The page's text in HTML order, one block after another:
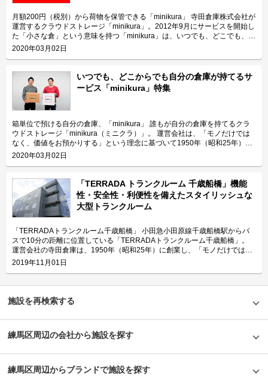
以外にも、芸能・音楽関連業者の夜間出し入れや大型機材の搬出入がしやす
い便利な店舗となります。 立地としても、港南、芝浦に隣接する旧海岸通
り沿いにあり、お台場、汐留、六本木、渋谷などからのアクセス、さらには
首都高速道路の五反田、芝浦、勝島、大井、大井南の各出入口なども付近に
ございますので車でのアクセスが大変便利です。他にも御殿山や高輪からも
アクセスできる立地です。公共交通機関では、東京モノレール・りんかい線
「天王洲アイル駅」、JR線「品川駅」から徒歩圏内となっています。 施設
内部は空調管理しておりますので、家財、事務所の什器備品の保管はもちろ
ん、温湿度に敏感な機材の保管にもご検討下さい。 主にどんな方がご利用
されているのでしょうか？ 「TERRADAトランクルーム品川」が位置する
東品川エリアは高層マンションが立ち並ぶほかオフィスも集まるエリアです
ので、ファミリー層のお客様、法人のお客様ともにご利用頂いております。
収納物としては、個人のお客様は季節用品や衣類のほか、法人のお客様では
オフィス移転などに伴い発生する備品の管理、大型機材類の保管などでご活
用いただいております。 セキュリティや安全面について教えてください。
「TERRADAトランクルーム品川」は入退館システム、監視カメラ、警備シ
ステムによりフロア内のセキュリティを強化しております。また、定期的に
スタッフによる清掃巡回を実施しておりフロア内の環境美化と、施設内外の
異常がないかを点検しておりますので安心してご利用頂けます。 費用や契
約について教えてください。 価格帯は月額8,800円から80,300円（税込）
で、広さは0.5畳から4.3畳までとなっております。初期費用は翌月分・翌々
月分の利用料のみで、保証金、鍵代、事務手数料に加え初月利用料無料で
す。見学予約や空き状況のお問合わせ、ご契約と決済はWEB上でスムーズ
か、店舗現地にて受け渡しも可能です。随時見学を承っておりますので、最
新の空室情報はLIFULLトランクルームから電話またはメールにてお気軽に
お問い合わせください。 編集後記 「TERRADAトランクルーム品川」は、
「TERRADAトランクルーム」ブランドの魅力である「機能性」や「安全
性」、「利便性」を強く感じる施設であった。この施設は、旧海岸通りや国
ックの駐車にも便利な駐車場も併設している。そのため湾岸エリアや千葉な
感じた。それだけでなく、充実した空調設備で温湿度の管理を行っているた
め、精巧な機材であっても安心して収納できるのも魅力だろう。 また
「TERRADAトランクルーム品川」周辺の東品川エリアは近年の再開発によ
安心して利用できるように防犯カメラを完備するのはもちろん入口には入館
月額200円（税別）から荷物を保管できる「minikura」 寺田倉庫株式会社が
運営するクラウドストレージ「minikura」。2012年9月にサービスを開始し
た「小さな倉」という意味を持つ「minikura」は、いつでも、どこでも、少
量の荷物だけでも宅配便で保管及び回収でき、保管中の荷物をWEB上で写
真で確認できることが特長です。 個人の荷物を預かる点で「トランクルー
す。 ⇒「minikura」特集の記事はこちら 今回は「minikura」のサービスラ
インナップやご利用の流れなどについてご紹介致します。 「minikura」の
サービスラインナップ 2020年1月現在、「minikuraHAKO」
「minikuraMONO」「minikuraLibrary」「minikuraCloset」「minikuraクリ
ーニングパック」5つのサービスラインナップを提供しております。 サービ
スのご利用料金は全てクレジット決済で対応しております。（※デビットカ
ード及び海外発行のクレジットカードはご利用できません。）サービスを申
し込む際の業務手数料や専用ボックスの料金、写真撮影の料金などの初期費
用は一切かかりません。 「minikura」の全てのサービスは、安心して長期
保管できるよう、24時間365日徹底した空調管理を行っており、高レベルの
セキュリティ体制を整えた倉庫でご利用者様の大切な荷物をお預かりしま
す。 「minikura」ではサービスごとに、専用のボックスや写真撮影などの
オプションが異なります。 ■「minikuraHAKO」月額200円（税別）の低価
格でご利用可能！「minikuraHAKO」は一箱ごとに管理できるクラウドスト
レージです。用途にあわせて選べる箱は3種類のサイズがあります。「レギ
ュラーボックス（幅38cm×高さ38cm×深さ38cm）」「ワイドボックス（幅
60cm×高さ20cm×深さ38cm）」「ブックボックス（幅42cm×高さ29cm×深
さ33cm）」をご用意しております。1箱最大20kgまでであれば、荷物の点
数の制限なしで1箱月額200円（税別）でご利用いただけます。また預け入
時の送料や1箱ごとに取り出す際の送料は基本かかりませんが、保管期間が
16ヶ月（1年4ヶ月）未満の場合は、取り出し送料が850円（税別）になり
ます。「minikuraHAKO」はお荷物の写真撮影はございません。写真撮影を
ご希望の場合は「minikuraMONO」をご利用ください。
に預けた荷物を、スタッフが1点ずつ撮影しデータ化するクラウドストレー
単に管理できます。1点ずつ管理できるので、必要な荷物を必要な時にWEB
上で指定して取り出せます。用途にあわせて選べる箱は2種類のサイズがあ
ります。「レギュラーボックス（幅38cm×高さ38cm×深さ38cm）」「ワイ
用いただけます。また預け入時の送料や1箱ごとに取り出す際の送料は基本
2020年03月02日
いつでも、どこからでも自分の倉庫が持てるサ
ービス「minikura」特集
箱単位で預ける自分の倉庫、「minikura」 誰もが自分の倉庫を持てるクラ
ウドストレージ「minikura（ミニクラ）」。 運営会社は、「モノだけでは
なく、価値をお預かりする」という理念に基づいて1950年（昭和25年）に
創業し、倉庫業やトランクルーム事業を展開している寺田倉庫株式会社で
す。寺田倉庫株式会社の「minikura」は、ご自宅の荷物を専用ボックスに詰
一箱単位でいつでもどこからでも出し入れができるサービスです。 今回は
寺田倉庫株式会社が運営する「minikura」を立ち上げた時のエピソードと、
ユーザーが利用するにあたりどんな特長があるのかなどをご紹介致します。
（左）寺田倉庫MINIKURAグループMINIKURAチームサブリーダー今成真之
介様、（右）寺田倉庫MINIKURAグループMINIKURAチームサブリーダー姫
野良太様 「minikura」のサービスを立ち上げた背景を教えてください。 寺
田倉庫株式会社は、美術品、映像・音楽媒体メディア、ワインなどのデリケ
ートな品の保存・保管を事業の強みとしています。また個人向けのクラウド
ストレージとしても、施設型のトランクルーム事業を運営しており、衣類や
書籍などの大切な荷物を預かってきました。 トランクルームを利用される
個人のお客様の声として「郊外のトランクルームは車が必要になってしま
う」や「トランクルームに何を預けていたか忘れてしまった」などがあるこ
とがわかりました。それらの課題を解決するような「次世代のトランクルー
ム」を検討した結果、2012年9月に新たなクラウドストレージ「minikura」
ージサービスの特長です。 「minikura」の特長を教えてください。
軽なクラウドストレージサービスです。保管及び回収は専用ボックス1個単
ご利用の流れも簡単です。「minikura」のHPにて会員登録をした後、サー
2020年03月02日
「TERRADA トランクルーム 千歳船橋」機能
性・安全性・利便性を備えたスタイリッシュな
大型トランクルーム
「TERRADAトランクルーム千歳船橋」 小田急小田原線千歳船橋駅からバ
スで10分の距離に位置している「TERRADAトランクルーム千歳船橋」。
運営会社の寺田倉庫は、1950年（昭和25年）に創業し、「モノだけではな
く、価値をお預かりする」という理念に基づいてワイン・アート・メディア
保管を軸に事業を展開している会社です。レンタル収納スペース事業の
いる「機能性・安全性・利便性」を備えたトランクルームです。 今回は、
寺田倉庫が運営している「TERRADAトランクルーム千歳船橋」の特長や利
用用途などをご紹介します。 「TERRADAトランクルーム千歳船橋」の特
ュに生まれ変わったトランクルームです。また、0.2畳~8畳タイプ等の部屋
いただけます。 館内には共有スペースがあり、荷物を保管する前の準備な
ど簡単な作業ができます。またエントランス前には屋根付きの駐車場があ
り、雨の日も濡れずに荷物の出し入れができることも特徴の一つです。 主
2019年11月01日
施設を再検索する
練馬区周辺の会社から施設を探す
練馬区周辺からブランドで施設を探す